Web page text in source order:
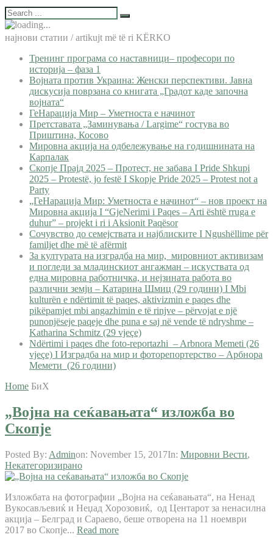
најнови статии / artikujt më të ri KËRKO
Тренинг програма со наставници– професори по
историја – фаза 1
Војната против Украина: Женски перспективи. Јавна
дискусија поврзана со книгата „Градот каде започна
војната“
ГеНарација Мир – Уметноста е начинот
Претставата „Заминувања / Largime“ гостува во
Приштина, Косово
Мировна акција на одбележување на годишнината на
Карпалак
Скопје Прајд 2025 – Протест, не забава I Pride Shkupi
2025 – Protestë, jo festë I Skopje Pride 2025 – Protest not a
Party
„ГеНарација Мир: Уметноста е начинот“ – нов проект на
Мировна акција I “GjeNerimi i Paqes – Arti është rruga e
duhur” – projekt i ri i Aksionit Paqësor
Сочувство до семејствата и најблиските I Ngushëllime për
familjet dhe më të afërmit
За културата на изградба на мир, мировниот активизам
и погледи за младинскиот ангажман – искуствата од
една мировна работничка, и нејзината работа во
различни земји – Катарина Шмиц (29 години) I Mbi
kulturën e ndërtimit të paqes, aktivizmin e paqes dhe
pikëpamjet mbi angazhimin e të rinjve – përvojat e një
punonjëseje paqeje dhe puna e saj në vende të ndryshme –
Katharina Schmitz (29 vjeçe)
Ndërtimi i paqes dhe foto-reportazhi – Arbnora Memeti (26
vjeçe) I Изградба на мир и фоторепортерство – Арбнора
Мемети (26 години)
Home БиХ
„Војна на сеќавањата“ изложба во
Скопје
Posted By: Adminon: November 15, 2017In: Мировни Вести,
Некатегоризирано
Изложбата на фотографии „Војна на сеќавањата“, на Ненад
Вукосављевиќ и Неџад Хорозовиќ, од Центарот за ненасилна
акција – Белград и Сараево, беше отворена на 11 ноември
2017 во Скопје... Read more